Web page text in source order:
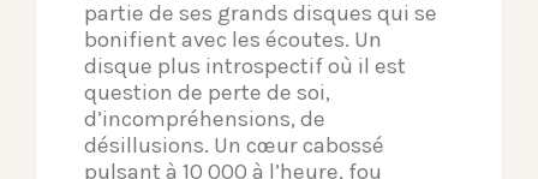
partie de ses grands disques qui se
bonifient avec les écoutes. Un
disque plus introspectif où il est
question de perte de soi,
d’incompréhensions, de
désillusions. Un cœur cabossé
pulsant à 10 000 à l’heure, fou